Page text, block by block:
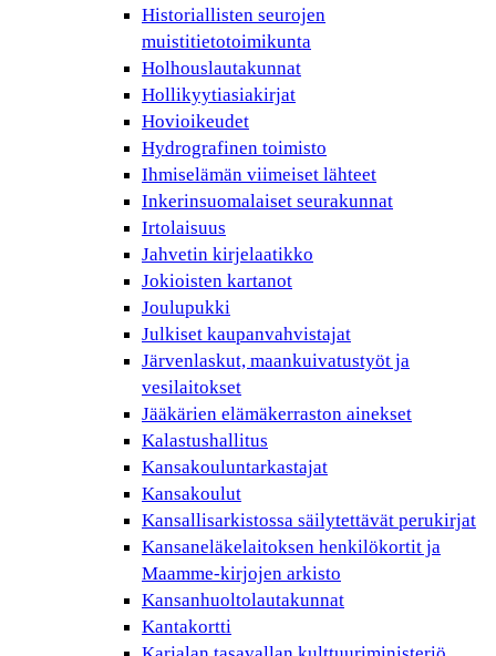
Historiallisten seurojen
muistitietotoimikunta
Holhouslautakunnat
Hollikyytiasiakirjat
Hovioikeudet
Hydrografinen toimisto
Ihmiselämän viimeiset lähteet
Inkerinsuomalaiset seurakunnat
Irtolaisuus
Jahvetin kirjelaatikko
Jokioisten kartanot
Joulupukki
Julkiset kaupanvahvistajat
Järvenlaskut, maankuivatustyöt ja
vesilaitokset
Jääkärien elämäkerraston ainekset
Kalastushallitus
Kansakouluntarkastajat
Kansakoulut
Kansallisarkistossa säilytettävät perukirjat
Kansaneläkelaitoksen henkilökortit ja
Maamme-kirjojen arkisto
Kansanhuoltolautakunnat
Kantakortti